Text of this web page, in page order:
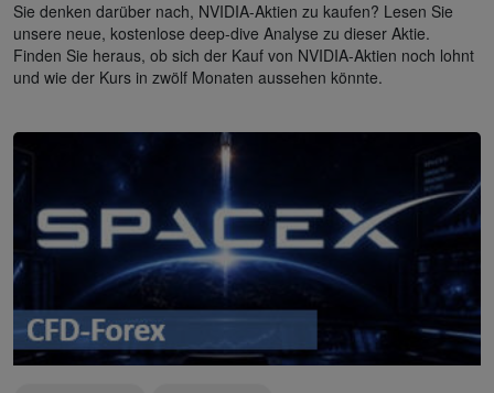
Sie denken darüber nach, NVIDIA-Aktien zu kaufen? Lesen Sie
unsere neue, kostenlose deep-dive Analyse zu dieser Aktie.
Finden Sie heraus, ob sich der Kauf von NVIDIA-Aktien noch lohnt
und wie der Kurs in zwölf Monaten aussehen könnte.